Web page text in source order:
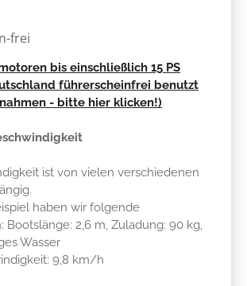
frei
bis einschließlich 15 PS
führerscheinfrei benutzt
- bitte hier klicken!)
ist von vielen verschiedenen
haben wir folgende
Bootslänge: 2,6 m, Zuladung: 90 kg,
Wasser
9,8 km/h